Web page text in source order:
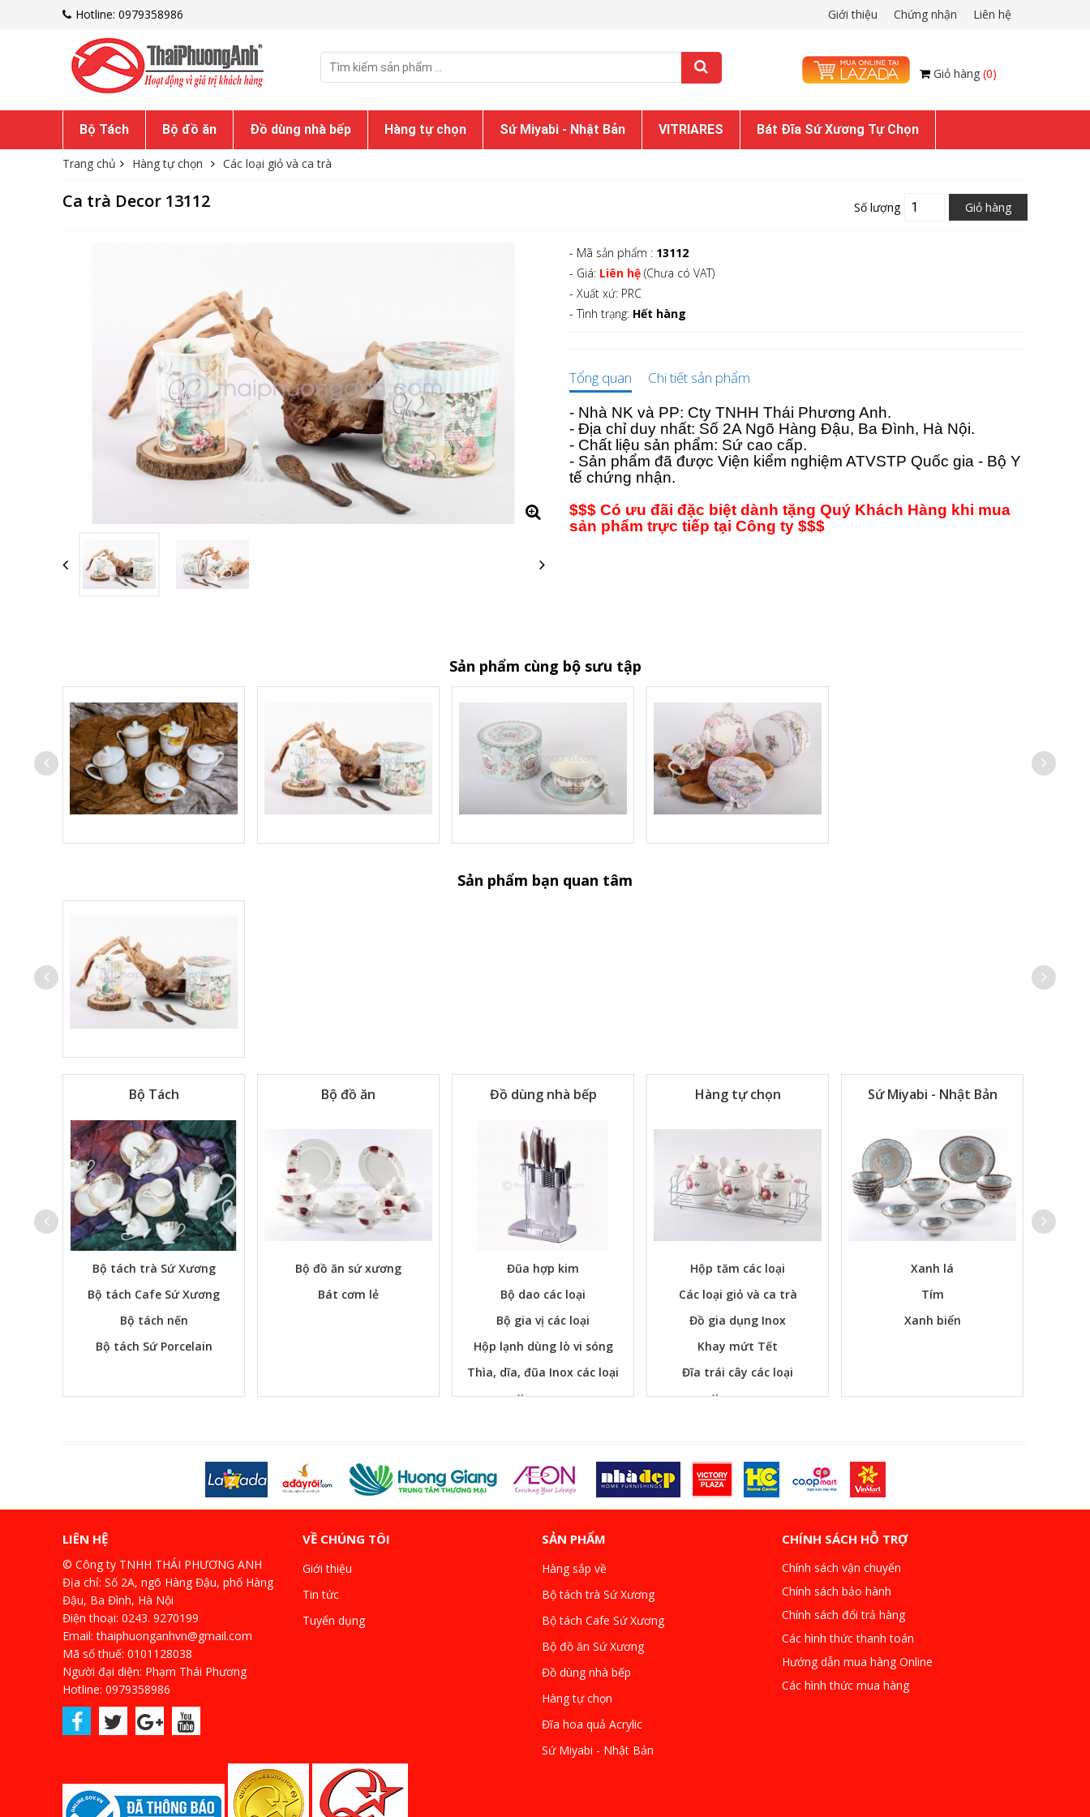
Hotline: 0979358986 Liên hệ
Chứng nhận
Giới thiệu
Giỏ hàng (0)
Bộ Tách Bộ đồ ăn Đồ dùng nhà bếp Hàng tự chọn Sứ Miyabi - Nhật Bản VITRIARES Bát Đĩa Sứ Xương Tự Chọn
Trang chủ Hàng tự chọn Các loại giỏ và ca trà
Ca trà Decor 13112 Số lượng Giỏ hàng
- Mã sản phẩm : 13112
- Giá: Liên hệ (Chưa có VAT)
- Xuất xứ: PRC
- Tình trạng: Hết hàng
Tổng quan Chi tiết sản phẩm
- Nhà NK và PP: Cty TNHH Thái Phương Anh.
- Địa chỉ duy nhất: Số 2A Ngõ Hàng Đậu, Ba Đình, Hà Nội.
- Chất liệu sản phẩm: Sứ cao cấp.
- Sản phẩm đã được Viện kiểm nghiệm ATVSTP Quốc gia - Bộ Y
tế chứng nhận.
$$$ Có ưu đãi đặc biệt dành tặng Quý Khách Hàng khi mua
sản phẩm trực tiếp tại Công ty $$$
Sản phẩm cùng bộ sưu tập
Sản phẩm bạn quan tâm
Bộ Tách
Bộ tách trà Sứ Xương
Bộ tách Cafe Sứ Xương
Bộ tách nến
Bộ tách Sứ Porcelain
Bộ đồ ăn
Bộ đồ ăn sứ xương
Bát cơm lẻ
Đồ dùng nhà bếp
Đũa hợp kim
Bộ dao các loại
Bộ gia vị các loại
Hộp lạnh dùng lò vi sóng
Thìa, dĩa, đũa Inox các loại
Xem ngay
Hàng tự chọn
Hộp tăm các loại
Các loại giỏ và ca trà
Đồ gia dụng Inox
Khay mứt Tết
Đĩa trái cây các loại
Xem ngay
Sứ Miyabi - Nhật Bản
Xanh lá
Tím
Xanh biển
LIÊN HỆ
© Công ty TNHH THÁI PHƯƠNG ANH
Địa chỉ: Số 2A, ngõ Hàng Đậu, phố Hàng
Đậu, Ba Đình, Hà Nội
Điện thoại: 0243. 9270199
Email: thaiphuonganhvn@gmail.com
Mã số thuế: 0101128038
Người đại diện: Phạm Thái Phương
Hotline: 0979358986
VỀ CHÚNG TÔI
Giới thiệu
Tin tức
Tuyển dụng
SẢN PHẨM
Hàng sắp về
Bộ tách trà Sứ Xương
Bộ tách Cafe Sứ Xương
Bộ đồ ăn Sứ Xương
Đồ dùng nhà bếp
Hàng tự chọn
Đĩa hoa quả Acrylic
Sứ Miyabi - Nhật Bản
CHÍNH SÁCH HỖ TRỢ
Chính sách vận chuyển
Chính sách bảo hành
Chính sách đổi trả hàng
Các hình thức thanh toán
Hướng dẫn mua hàng Online
Các hình thức mua hàng